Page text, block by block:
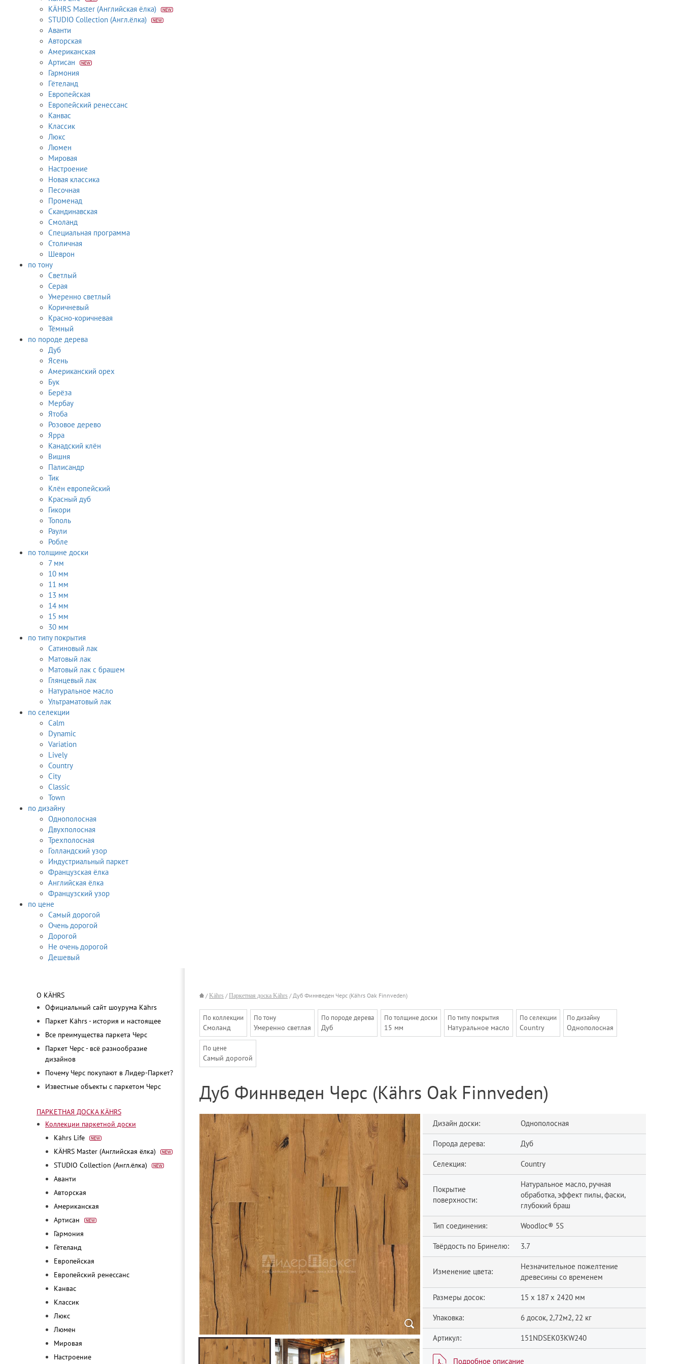
KÄHRS Master (Английская ёлка)
STUDIO Collection (Англ.ёлка)
Аванти
Авторская
Американская
Артисан
Гармония
Гётеланд
Европейская
Европейский ренессанс
Канвас
Классик
Люкс
Люмен
Мировая
Настроение
Новая классика
Песочная
Променад
Скандинавская
Смоланд
Специальная программа
Столичная
Шеврон
по тону
Светлый
Серая
Умеренно светлый
Коричневый
Красно-коричневая
Тёмный
по породе дерева
Дуб
Ясень
Американский орех
Бук
Берёза
Мербау
Ятоба
Розовое дерево
Ярра
Канадский клён
Вишня
Палисандр
Тик
Клён европейский
Красный дуб
Гикори
Тополь
Раули
Робле
по толщине доски
7 мм
10 мм
11 мм
13 мм
14 мм
15 мм
30 мм
по типу покрытия
Сатиновый лак
Матовый лак
Матовый лак с брашем
Глянцевый лак
Натуральное масло
Ультраматовый лак
по селекции
Calm
Dynamic
Variation
Lively
Country
City
Classic
Town
по дизайну
Однополосная
Двухполосная
Трехполосная
Голландский узор
Индустриальный паркет
Французская ёлка
Английская ёлка
Французский узор
по цене
Самый дорогой
Очень дорогой
Дорогой
Не очень дорогой
Дешевый
О KÄHRS
Официальный сайт шоурума Kährs
Паркет Kährs - история и настоящее
Все преимущества паркета Черс
Паркет Черс - всё разнообразие
дизайнов
Почему Черс покупают в Лидер-Паркет?
Известные объекты с паркетом Черс
ПАРКЕТНАЯ ДОСКА KÄHRS
Коллекции паркетной доски
Kährs Life
KÄHRS Master (Английская ёлка)
STUDIO Collection (Англ.ёлка)
Аванти
Авторская
Американская
Артисан
Гармония
Гётеланд
Европейская
Европейский ренессанс
Канвас
Классик
Люкс
Люмен
Мировая
Настроение
/Kährs /Паркетная доска Kährs / Дуб Финнведен Черс (Kährs Oak Finnveden)
По коллекции
Смоланд
По тону
Умеренно светлая
По породе дерева
Дуб
По толщине доски
15 мм
По типу покрытия
Натуральное масло
По селекции
Country
По дизайну
Однополосная
По цене
Самый дорогой
Дуб Финнведен Черс (Kährs Oak Finnveden)
Дизайн доски: Однополосная
Порода дерева: Дуб
Селекция: Country
Покрытие
поверхности:
Натуральное масло, ручная
обработка, эффект пилы, фаски,
глубокий браш
Тип соединения: Woodloc® 5S
Твёрдость по Бринелю: 3.7
Изменение цвета:
Незначительное пожелтение
древесины со временем
Размеры досок: 15 x 187 x 2420 мм
Упаковка: 6 досок, 2,72м2, 22 кг
Артикул: 151NDSEK03KW240
Подробное описание